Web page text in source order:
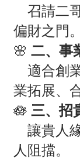
召請二
偏財之門。
🌸 二、事
適合創
業拓展、
🪷 三、招
讓貴人
人阻擋。